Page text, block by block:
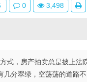
式，房产拍卖总是披上法
几分翠绿，空荡荡的道路
0 3,498